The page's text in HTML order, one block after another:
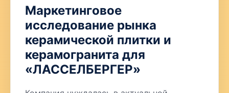
Маркетинговое
исследование рынка
керамической плитки и
керамогранита для
«ЛАССЕЛБЕРГЕР»